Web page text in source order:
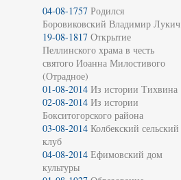
04-08-1757 Родился
Боровиковский Владимир Лукич
19-08-1817 Открытие
Пеллинского храма в честь
святого Иоанна Милостивого
(Отрадное)
01-08-2014 Из истории Тихвина
02-08-2014 Из истории
Бокситогорского района
03-08-2014 Колбекский сельский
клуб
04-08-2014 Ефимовский дом
культуры